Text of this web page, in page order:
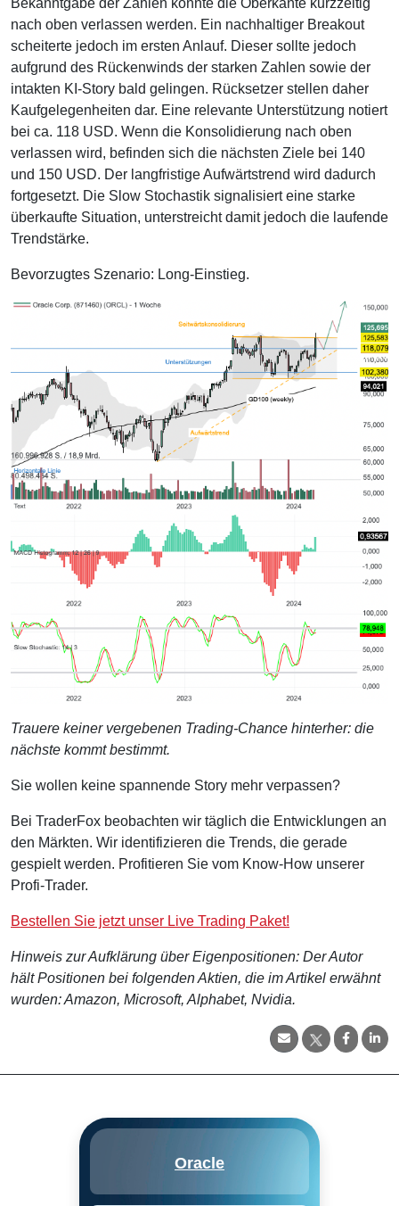
Bekanntgabe der Zahlen konnte die Oberkante kurzzeitig
nach oben verlassen werden. Ein nachhaltiger Breakout
scheiterte jedoch im ersten Anlauf. Dieser sollte jedoch
aufgrund des Rückenwinds der starken Zahlen sowie der
intakten KI-Story bald gelingen. Rücksetzer stellen daher
Kaufgelegenheiten dar. Eine relevante Unterstützung notiert
bei ca. 118 USD. Wenn die Konsolidierung nach oben
verlassen wird, befinden sich die nächsten Ziele bei 140
und 150 USD. Der langfristige Aufwärtstrend wird dadurch
fortgesetzt. Die Slow Stochastik signalisiert eine starke
überkaufte Situation, unterstreicht damit jedoch die laufende
Trendstärke.
Bevorzugtes Szenario: Long-Einstieg.
Trauere keiner vergebenen Trading-Chance hinterher: die
nächste kommt bestimmt.
Sie wollen keine spannende Story mehr verpassen?
Bei TraderFox beobachten wir täglich die Entwicklungen an
den Märkten. Wir identifizieren die Trends, die gerade
gespielt werden. Profitieren Sie vom Know-How unserer
Profi-Trader.
Bestellen Sie jetzt unser Live Trading Paket!
Hinweis zur Aufklärung über Eigenpositionen: Der Autor
hält Positionen bei folgenden Aktien, die im Artikel erwähnt
wurden: Amazon, Microsoft, Alphabet, Nvidia.
Oracle
Palette von Unternehmens-IT-
Datenbanken, Middleware,